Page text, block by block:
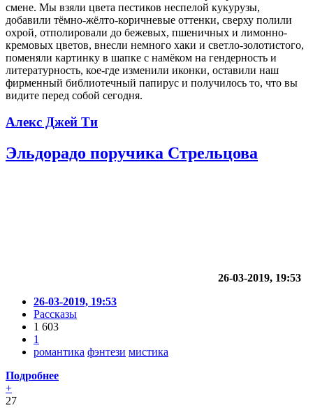
смене. Мы взяли цвета пестиков неспелой кукурузы,
добавили тёмно-жёлто-коричневые оттенки, сверху полили
охрой, отполировали до бежевых, пшеничных и лимонно-
кремовых цветов, внесли немного хаки и светло-золотистого,
поменяли картинку в шапке с намёком на гендерность и
литературность, кое-где изменили иконки, оставили наш
фирменный библиотечный папирус и получилось то, что вы
видите перед собой сегодня.
Алекс Джей Ти
Эльдорадо поручика Стрельцова
26-03-2019, 19:53
26-03-2019, 19:53
Рассказы
1 603
1
романтика фэнтези мистика
Подробнее
+
27